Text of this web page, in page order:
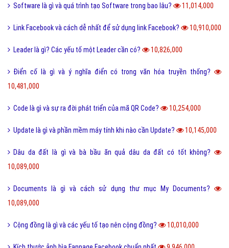
Software là gì và quá trình tạo Software trong bao lâu? 11,014,000
Link Facebook và cách dễ nhất để sử dụng link Facebook? 10,910,000
Leader là gì? Các yếu tố một Leader cần có? 10,826,000
Điển cố là gì và ý nghĩa điển có trong văn hóa truyền thống?
10,481,000
Code là gì và sự ra đời phát triển của mã QR Code? 10,254,000
Update là gì và phần mềm máy tính khi nào cần Update? 10,145,000
Dâu da đất là gì và bà bầu ăn quả dâu da đất có tốt không?
10,089,000
Documents là gì và cách sử dụng thư mục My Documents?
10,089,000
Cộng đồng là gì và các yếu tố tạo nên cộng đồng? 10,010,000